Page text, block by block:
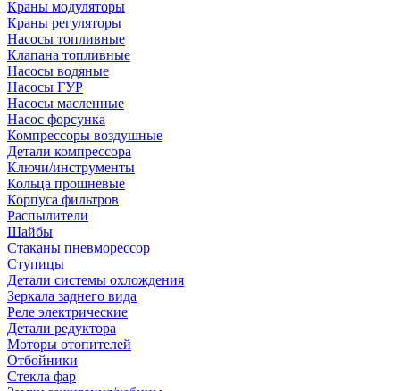
Краны модуляторы
Краны регуляторы
Насосы топливные
Клапана топливные
Насосы водяные
Насосы ГУР
Насосы масленные
Насос форсунка
Компрессоры воздушные
Детали компрессора
Ключи/инструменты
Кольца прошневые
Корпуса фильтров
Распылители
Шайбы
Стаканы пневморессор
Ступицы
Детали системы охлождения
Зеркала заднего вида
Реле электрические
Детали редуктора
Моторы отопителей
Отбойники
Стекла фар